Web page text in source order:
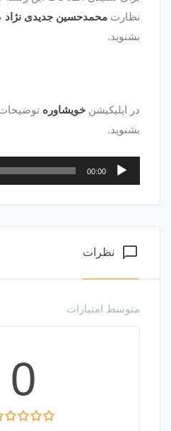
نظارت محمدحسین جدیدی نژاد
بشنوید.
در اپلیکیشن خویشاوره توضیحات
بشنوید.
پخش‌کننده
صوت
00:00
chat_bubble_outline نظرات
متوسط امتیازات
0